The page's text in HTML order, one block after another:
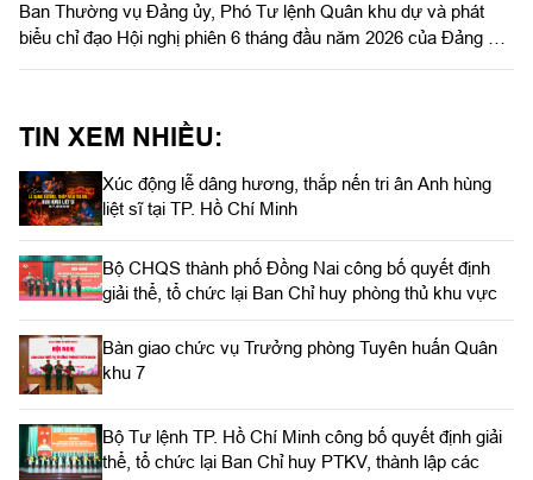
Ban Thường vụ Đảng ủy, Phó Tư lệnh Quân khu dự và phát
biểu chỉ đạo Hội nghị phiên 6 tháng đầu năm 2026 của Đảng ủy
TIN XEM NHIỀU:
Xúc động lễ dâng hương, thắp nến tri ân Anh hùng
liệt sĩ tại TP. Hồ Chí Minh
Bộ CHQS thành phố Đồng Nai công bố quyết định
giải thể, tổ chức lại Ban Chỉ huy phòng thủ khu vực
Bàn giao chức vụ Trưởng phòng Tuyên huấn Quân
khu 7
Bộ Tư lệnh TP. Hồ Chí Minh công bố quyết định giải
thể, tổ chức lại Ban Chỉ huy PTKV, thành lập các